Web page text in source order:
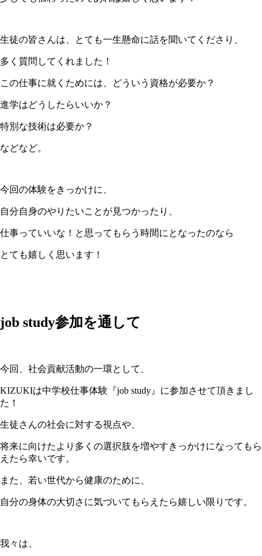
生徒の皆さんは、とても一生懸命に話を聞いてくださり、
多く質問してくれました！
この仕事に就くためには、どういう資格が必要か？
進学はどうしたらいいか？
特別な技術は必要か？
などなど。
今回の体験をきっかけに、
自分自身のやりたいことが見つかったり、
仕事っていいな！と思ってもらう時間にとなったのなら
とても嬉しく思います！
job study参加を通して
今回、社会貢献活動の一環として、
KIZUKIは中学校仕事体験『job study』に参加させて頂きまし
た！
生徒さんの社会に対する視点や、
将来に向けたより多くの選択肢を増やすきっかけになってもら
えたら幸いです。
また、若い世代から健康のために、
自分の身体の大切さに気づいてもらえたら嬉しい限りです。
我々は、